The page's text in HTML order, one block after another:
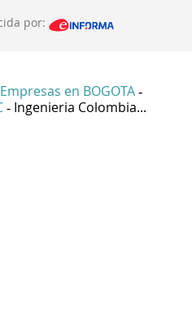
por:
Empresas en BOGOTA -
- Ingenieria Colombia...